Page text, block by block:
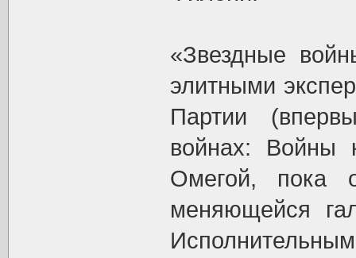
«Звездные
элитными
Партии
войнах: Войны
Омегой, пока
меняющейся